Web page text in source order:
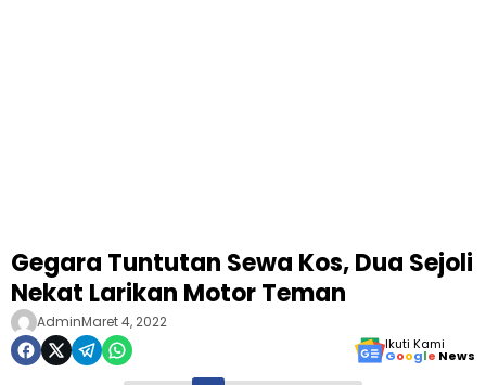
Gegara Tuntutan Sewa Kos, Dua Sejoli
Nekat Larikan Motor Teman
AdminMaret 4, 2022
Ikuti Kami
Google News